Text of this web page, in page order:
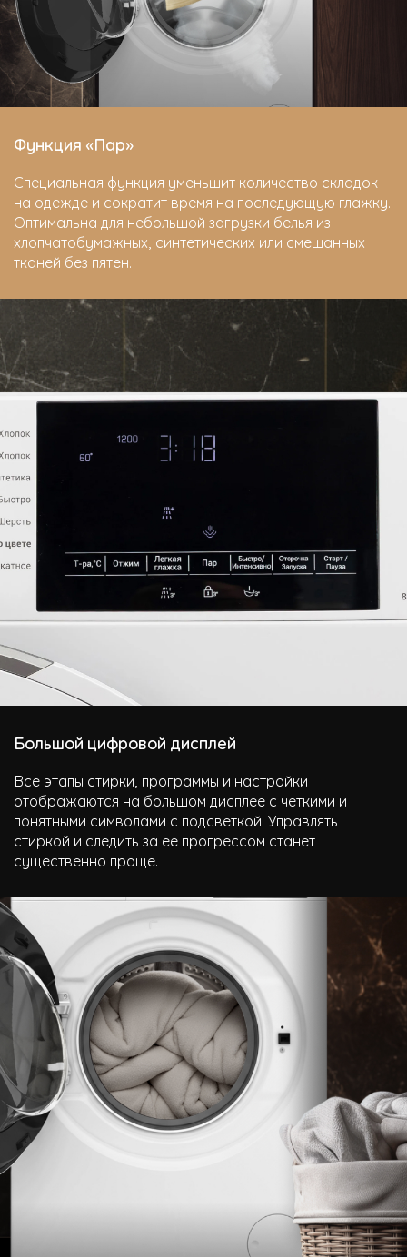
Функция «Пар»
Специальная функция уменьшит количество складок
на одежде и сократит время на последующую глажку.
Оптимальна для небольшой загрузки белья из
хлопчатобумажных, синтетических или смешанных
тканей без пятен.
Большой цифровой дисплей
Все этапы стирки, программы и настройки
отображаются на большом дисплее с четкими и
понятными символами с подсветкой. Управлять
стиркой и следить за ее прогрессом станет
существенно проще.